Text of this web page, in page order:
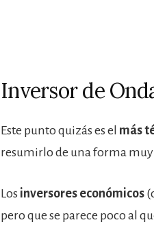
Inversor de
Este punto quizás es el más
resumirlo de una forma
Los inversores económicos
pero que se parece poco al